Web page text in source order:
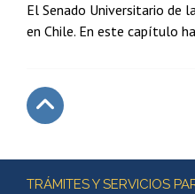
El Senado Universitario de
en Chile. En este capítulo
Más información
TRÁMITES Y SERVICIOS